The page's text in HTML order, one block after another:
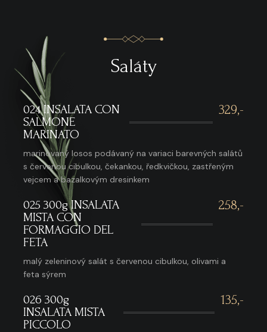
Saláty
024 INSALATA CON
SALMONE
MARINATO
329,-
marinovaný losos podávaný na variaci barevných salátů
s červenou cibulkou, čekankou, ředkvičkou, zastřeným
vejcem a bazalkovým dresinkem
025 300g INSALATA
MISTA CON
FORMAGGIO DEL
FETA
258,-
malý zeleninový salát s červenou cibulkou, olivami a
feta sýrem
026 300g
INSALATA MISTA
PICCOLO
135,-